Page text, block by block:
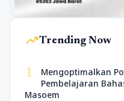
trending_upTrending Now
1
Mengoptimalkan
Pembelajaran
Masoem